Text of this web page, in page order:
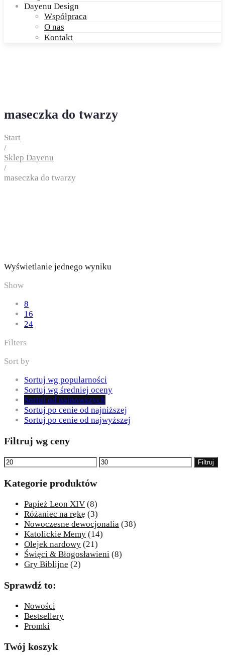
Dayenu Design
Współpraca
O nas
Kontakt
maseczka do twarzy
Start
/
Sklep Dayenu
/
maseczka do twarzy
Wyświetlanie jednego wyniku
Show
8
16
24
Filters
Sort by
Sortuj wg popularności
Sortuj wg średniej oceny
Sortuj od najnowszych
Sortuj po cenie od najniższej
Sortuj po cenie od najwyższej
Filtruj wg ceny
Cena
Cena
Filtruj
Kategorie produktów
Papież Leon XIV (8)
Różaniec na rękę (3)
Nowoczesne dewocjonalia (38)
Katolickie Memy (14)
Olejek nardowy (21)
Święci & Błogosławieni (8)
Gry Biblijne (2)
Sprawdź to:
Nowości
Bestsellery
Promki
Twój koszyk